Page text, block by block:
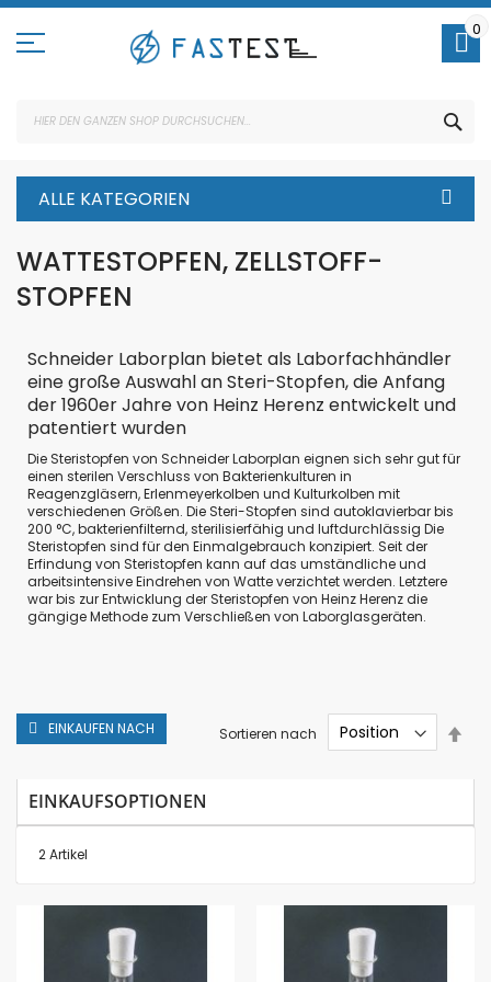
Direkt
Inhalt
0
ALLE KATEGORIEN
WATTESTOPFEN, ZELLSTOFF-
STOPFEN
Schneider Laborplan bietet als Laborfachhändler
eine große Auswahl an Steri-Stopfen, die Anfang
der 1960er Jahre von Heinz Herenz entwickelt und
patentiert wurden
Die Steristopfen von Schneider Laborplan eignen sich sehr gut für
einen sterilen Verschluss von Bakterienkulturen in
Reagenzgläsern, Erlenmeyerkolben und Kulturkolben mit
verschiedenen Größen. Die Steri-Stopfen sind autoklavierbar bis
200 °C, bakterienfilternd, sterilisierfähig und luftdurchlässig Die
Steristopfen sind für den Einmalgebrauch konzipiert. Seit der
Erfindung von Steristopfen kann auf das umständliche und
arbeitsintensive Eindrehen von Watte verzichtet werden. Letztere
war bis zur Entwicklung der Steristopfen von Heinz Herenz die
gängige Methode zum Verschließen von Laborglasgeräten.
2Artikel
Sortieren nach
EINKAUFEN NACH
EINKAUFSOPTIONEN